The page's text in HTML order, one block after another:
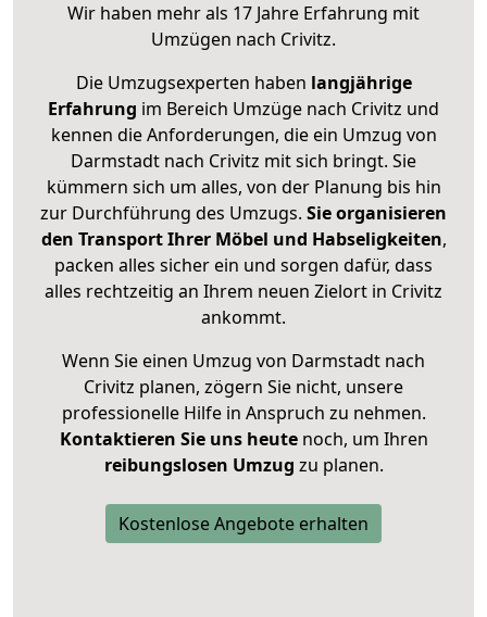
Wir haben mehr als 17 Jahre Erfahrung mit
Umzügen nach Crivitz.
Die Umzugsexperten haben langjährige
Erfahrung im Bereich Umzüge nach Crivitz und
kennen die Anforderungen, die ein Umzug von
Darmstadt nach Crivitz mit sich bringt. Sie
kümmern sich um alles, von der Planung bis hin
zur Durchführung des Umzugs. Sie organisieren
den Transport Ihrer Möbel und Habseligkeiten,
packen alles sicher ein und sorgen dafür, dass
alles rechtzeitig an Ihrem neuen Zielort in Crivitz
ankommt.
Wenn Sie einen Umzug von Darmstadt nach
Crivitz planen, zögern Sie nicht, unsere
professionelle Hilfe in Anspruch zu nehmen.
Kontaktieren Sie uns heutenoch, um Ihren
reibungslosen Umzug zu planen.
Kostenlose Angebote erhalten